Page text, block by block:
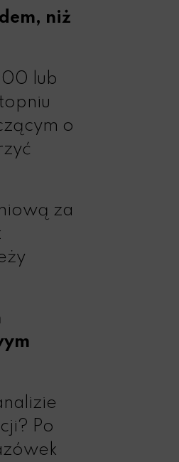
niż
lub
o
za
Po